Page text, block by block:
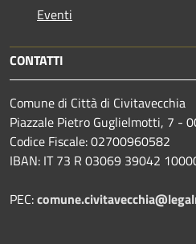
Eventi
CONTATTI
Comune di Città di Civitavecchia
Piazzale Pietro Guglielmotti, 7 -
Codice Fiscale: 02700960582
IBAN: IT 73 R 03069 39042
PEC: